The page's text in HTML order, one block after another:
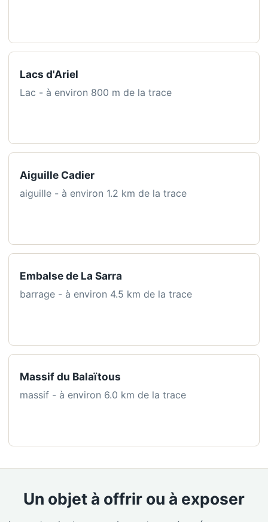
Lacs d'Ariel
Lac - à environ 800 m de la trace
Aiguille Cadier
aiguille - à environ 1.2 km de la trace
Embalse de La Sarra
barrage - à environ 4.5 km de la trace
Massif du Balaïtous
massif - à environ 6.0 km de la trace
Un objet à offrir ou à exposer